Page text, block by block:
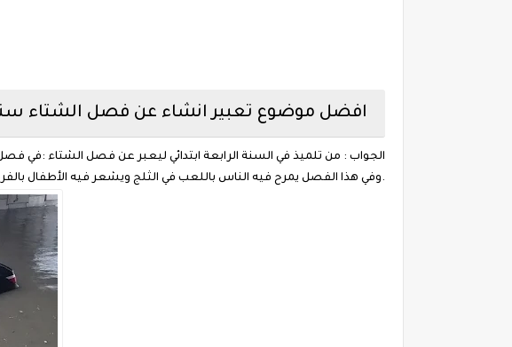
افضل موضوع تعبير انشاء عن فصل الشتاء
الجواب : من تلميذ في السنة الرابعة ابتدائي ليعبر عن فصل الشتاء :في
.وفي هذا الفصل يمرح فيه الناس باللعب في الثلج ويشعر فيه الأطفال